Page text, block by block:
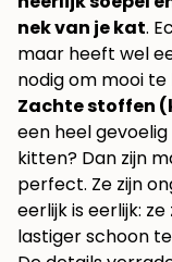
nek van je kat.
maar heeft wel
nodig om mooi te
Zachte stoffen
een heel
kitten? Dan zijn
perfect. Ze zijn
eerlijk is eerlijk:
lastiger schoon